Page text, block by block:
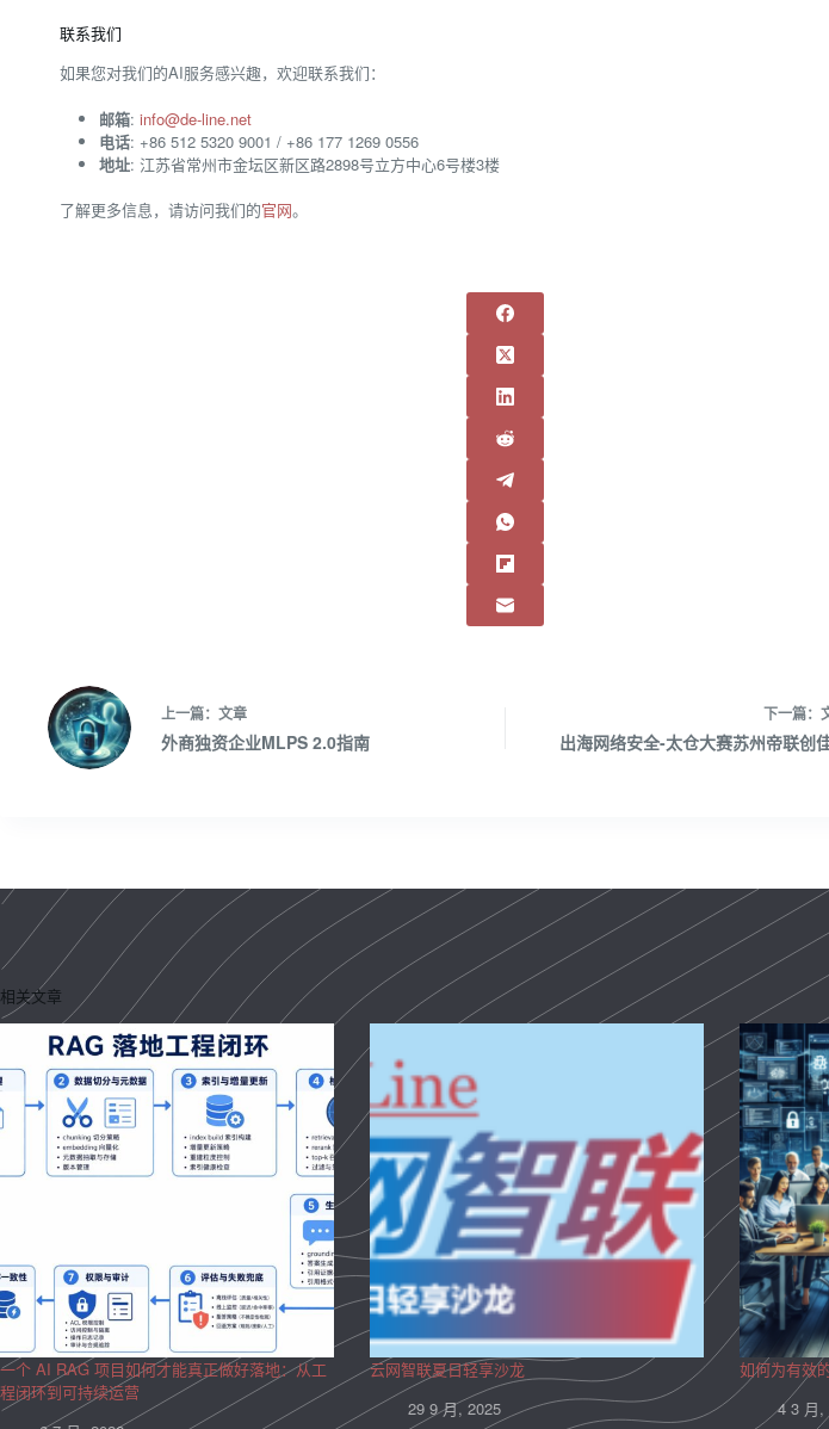
联系我们
如果您对我们的AI服务感兴趣，欢迎联系我们：
邮箱: info@de-line.net
电话: +86 512 5320 9001 / +86 177 1269 0556
地址: 江苏省常州市金坛区新区路2898号立方中心6号楼3楼
了解更多信息，请访问我们的官网。
上一篇： 文章
外商独资企业MLPS 2.0指南
下一篇：
出海网络安全-太仓大赛苏州帝联创
相关文章
一个 AI RAG 项目如何才能真正做好落地：从工
程闭环到可持续运营
云网智联夏日轻享沙龙
29 9 月, 2025
如何为有效
4 3 月,